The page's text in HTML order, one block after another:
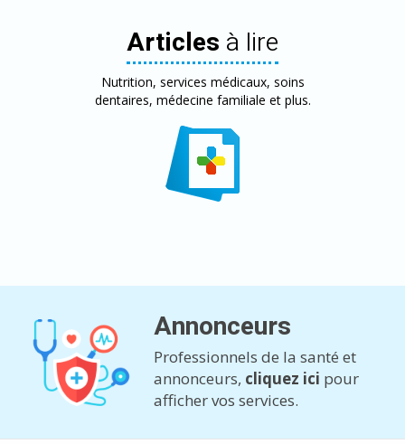
Articles à lire
Nutrition, services médicaux, soins
dentaires, médecine familiale et plus.
Annonceurs
Professionnels de la santé et
annonceurs, cliquez ici pour
afficher vos services.